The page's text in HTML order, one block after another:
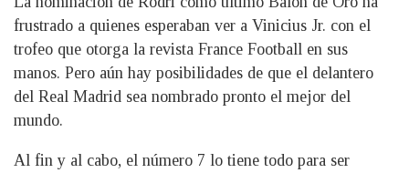
frustrado a quienes esperaban ver a Vinicius Jr. con el
trofeo que otorga la revista France Football en sus
manos. Pero aún hay posibilidades de que el delantero
del Real Madrid sea nombrado pronto el mejor del
mundo.
Al fin y al cabo, el número 7 lo tiene todo para ser